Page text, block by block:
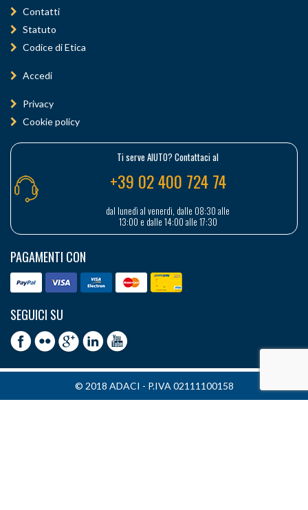
Contatti
Statuto
Codice di Etica
Accedi
Privacy
Cookie policy
Ti serve AIUTO? Contattaci al
+39 02 400 724 74
dal lunedì al venerdì, dalle 08:30 alle
13:00 e dalle 14:00 alle 17:30
PAGAMENTI CON
SEGUICI SU
© 2018 ADACI - P.IVA 02111100158